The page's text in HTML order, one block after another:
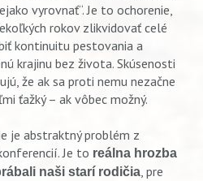
vyrovnať“. Je to ochorenie,
rokov zlikvidovať celé
kontinuitu pestovania a
krajinu bez života. Skúsenosti
že ak sa proti nemu nezačne
ťažký – ak vôbec možný.
je abstraktný problém z
Je to reálna hrozba
naši starí rodičia, pre